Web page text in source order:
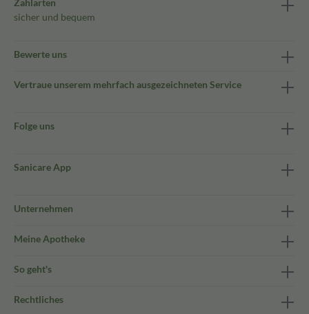
Zahlarten
sicher und bequem
Bewerte uns
Vertraue unserem mehrfach ausgezeichneten Service
Folge uns
Sanicare App
Unternehmen
Meine Apotheke
So geht's
Rechtliches